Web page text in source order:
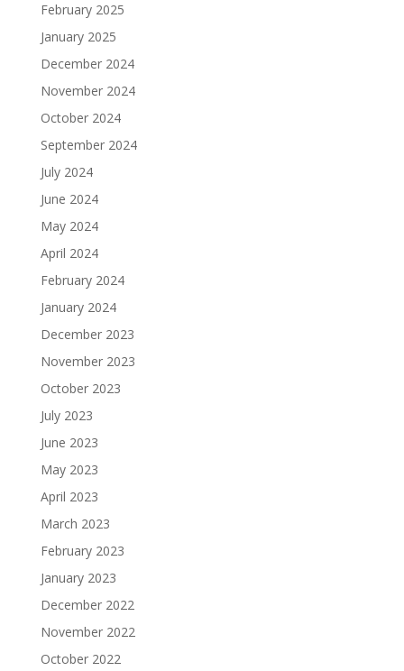
February 2025
January 2025
December 2024
November 2024
October 2024
September 2024
July 2024
June 2024
May 2024
April 2024
February 2024
January 2024
December 2023
November 2023
October 2023
July 2023
June 2023
May 2023
April 2023
March 2023
February 2023
January 2023
December 2022
November 2022
October 2022